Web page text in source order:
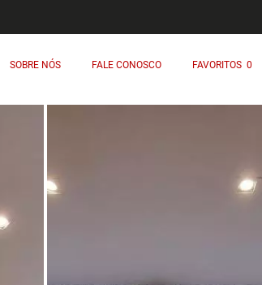
SOBRE NÓS FALE CONOSCO FAVORITOS 0